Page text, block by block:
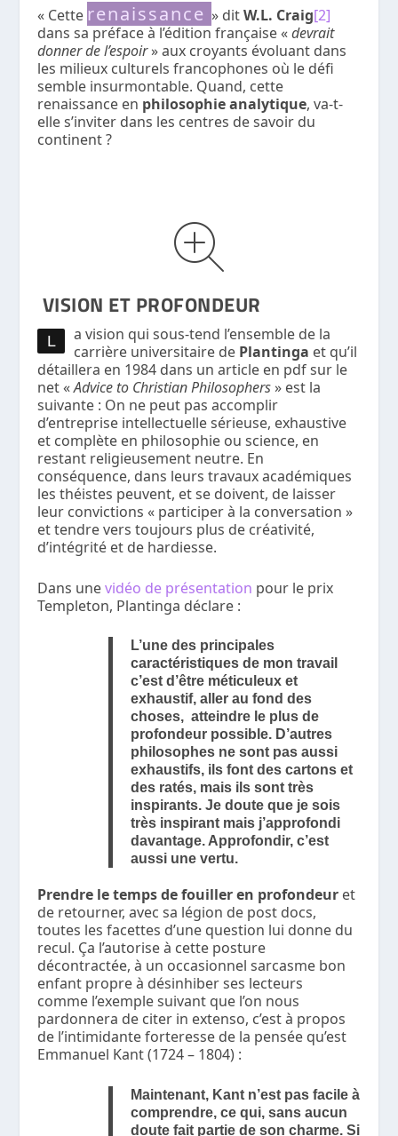
« Cette renaissance » ditW.L. Craig[2]
dans sa préface à l’édition française «devrait
donner de l’espoir» aux croyants évoluant dans
les milieux culturels francophones où le défi
semble insurmontable. Quand, cette
renaissance en philosophie analytique, va-t-
elle s’inviter dans les centres de savoir du
continent ?
VISION ET PROFONDEUR
L
a vision qui sous-tend l’ensemble de la
carrière universitaire de Plantinga et qu’il
détaillera en 1984 dans un article en pdf sur le
net «Advice to Christian Philosophers » est la
suivante : On ne peut pas accomplir
d’entreprise intellectuelle sérieuse, exhaustive
et complète en philosophie ou science, en
restant religieusement neutre. En
conséquence, dans leurs travaux académiques
les théistes peuvent, et se doivent, de laisser
leur convictions « participer à la conversation »
et tendre vers toujours plus de créativité,
d’intégrité et de hardiesse.
Dans unevidéo de présentation pour le prix
Templeton, Plantinga déclare :
L’une des principales
caractéristiques de mon travail
c’est d’être méticuleux et
exhaustif, aller au fond des
choses, atteindre le plus de
profondeur possible. D’autres
philosophes ne sont pas aussi
exhaustifs, ils font des cartons et
des ratés, mais ils sont très
inspirants. Je doute que je sois
très inspirant mais j’approfondi
davantage. Approfondir, c’est
aussi une vertu.
Prendre le temps de fouiller en profondeur et
de retourner, avec sa légion de post docs,
toutes les facettes d’une question lui donne du
recul. Ça l’autorise à cette posture
décontractée, à un occasionnel sarcasme bon
enfant propre à désinhiber ses lecteurs
comme l’exemple suivant que l’on nous
pardonnera de citer in extenso, c’est à propos
de l’intimidante forteresse de la pensée qu’est
Emmanuel Kant (1724 – 1804) :
Maintenant, Kant n’est pas facile à
comprendre, ce qui, sans aucun
doute fait partie de son charme. Si